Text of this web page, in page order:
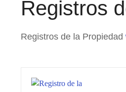
Registros
Registros de la Propiedad